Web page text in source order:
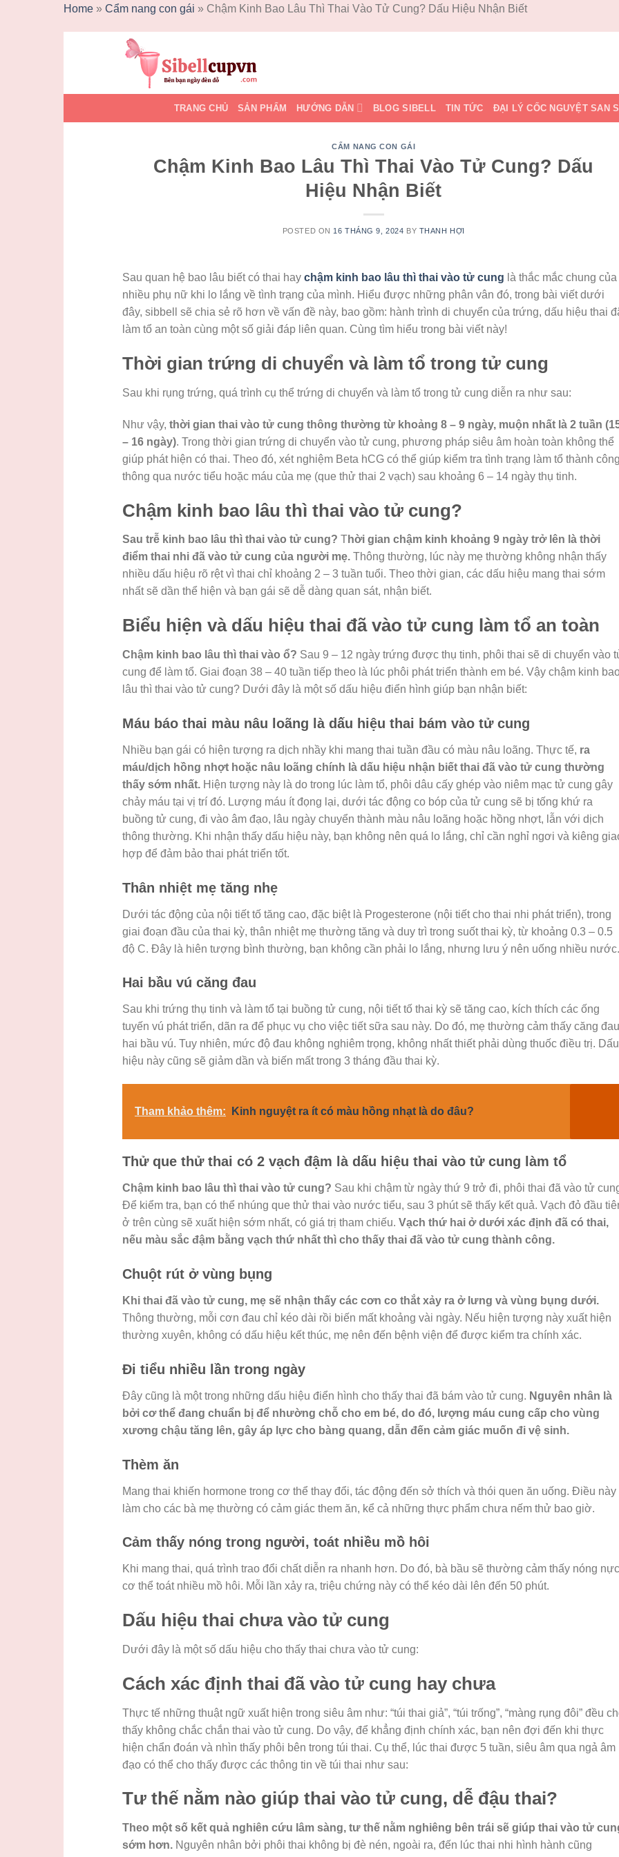
Home » Cẩm nang con gái » Chậm Kinh Bao Lâu Thì Thai Vào Tử Cung? Dấu Hiệu Nhận Biết
TRANG CHỦ SẢN PHẨM HƯỚNG DẪN BLOG SIBELL TIN TỨC ĐẠI LÝ CỐC NGUYỆT SAN
CẨM NANG CON GÁI
Chậm Kinh Bao Lâu Thì Thai Vào Tử Cung? Dấu
Hiệu Nhận Biết
POSTED ON 16 THÁNG 9, 2024 BY THANH HỢI
Sau quan hệ bao lâu biết có thai hay chậm kinh bao lâu thì thai vào tử cung là thắc mắc chung của
nhiều phụ nữ khi lo lắng về tình trạng của mình. Hiểu được những phân vân đó, trong bài viết dưới
đây, sibbell sẽ chia sẻ rõ hơn về vấn đề này, bao gồm: hành trình di chuyển của trứng, dấu hiệu thai
làm tổ an toàn cùng một số giải đáp liên quan. Cùng tìm hiểu trong bài viết này!
Thời gian trứng di chuyển và làm tổ trong tử cung
Sau khi rụng trứng, quá trình cụ thể trứng di chuyển và làm tổ trong tử cung diễn ra như sau:
Như vậy, thời gian thai vào tử cung thông thường từ khoảng 8 – 9 ngày, muộn nhất là 2 tuần
– 16 ngày). Trong thời gian trứng di chuyển vào tử cung, phương pháp siêu âm hoàn toàn không thể
giúp phát hiện có thai. Theo đó, xét nghiệm Beta hCG có thể giúp kiểm tra tình trạng làm tổ thành công
thông qua nước tiểu hoặc máu của mẹ (que thử thai 2 vạch) sau khoảng 6 – 14 ngày thụ tinh.
Chậm kinh bao lâu thì thai vào tử cung?
Sau trễ kinh bao lâu thì thai vào tử cung? Thời gian chậm kinh khoảng 9 ngày trở lên là thời
điểm thai nhi đã vào tử cung của người mẹ. Thông thường, lúc này mẹ thường không nhận thấy
nhiều dấu hiệu rõ rệt vì thai chỉ khoảng 2 – 3 tuần tuổi. Theo thời gian, các dấu hiệu mang thai sớm
nhất sẽ dần thể hiện và bạn gái sẽ dễ dàng quan sát, nhận biết.
Biểu hiện và dấu hiệu thai đã vào tử cung làm tổ an toàn
Chậm kinh bao lâu thì thai vào ổ? Sau 9 – 12 ngày trứng được thụ tinh, phôi thai sẽ di chuyển vào
cung để làm tổ. Giai đoạn 38 – 40 tuần tiếp theo là lúc phôi phát triển thành em bé. Vậy chậm kinh
lâu thì thai vào tử cung? Dưới đây là một số dấu hiệu điển hình giúp bạn nhận biết:
Máu báo thai màu nâu loãng là dấu hiệu thai bám vào tử cung
Nhiều bạn gái có hiện tượng ra dịch nhầy khi mang thai tuần đầu có màu nâu loãng. Thực tế, ra
máu/dịch hồng nhợt hoặc nâu loãng chính là dấu hiệu nhận biết thai đã vào tử cung thường
thấy sớm nhất. Hiện tượng này là do trong lúc làm tổ, phôi dâu cấy ghép vào niêm mạc tử cung gây
chảy máu tại vị trí đó. Lượng máu ít đọng lại, dưới tác động co bóp của tử cung sẽ bị tống khứ ra
buồng tử cung, đi vào âm đạo, lâu ngày chuyển thành màu nâu loãng hoặc hồng nhợt, lẫn với dịch
thông thường. Khi nhận thấy dấu hiệu này, bạn không nên quá lo lắng, chỉ cần nghỉ ngơi và kiêng
hợp để đảm bảo thai phát triển tốt.
Thân nhiệt mẹ tăng nhẹ
Dưới tác động của nội tiết tố tăng cao, đặc biệt là Progesterone (nội tiết cho thai nhi phát triển), trong
giai đoạn đầu của thai kỳ, thân nhiệt mẹ thường tăng và duy trì trong suốt thai kỳ, từ khoảng 0.3 – 0.5
độ C. Đây là hiên tượng bình thường, bạn không cần phải lo lắng, nhưng lưu ý nên uống nhiều nước.
Hai bầu vú căng đau
Sau khi trứng thụ tinh và làm tổ tại buồng tử cung, nội tiết tố thai kỳ sẽ tăng cao, kích thích các ống
tuyến vú phát triển, dãn ra để phục vụ cho việc tiết sữa sau này. Do đó, mẹ thường cảm thấy căng đau
hai bầu vú. Tuy nhiên, mức độ đau không nghiêm trọng, không nhất thiết phải dùng thuốc điều trị. Dấu
hiệu này cũng sẽ giảm dần và biến mất trong 3 tháng đầu thai kỳ.
Tham khảo thêm: Kinh nguyệt ra ít có màu hồng nhạt là do đâu?
Thử que thử thai có 2 vạch đậm là dấu hiệu thai vào tử cung làm tổ
Chậm kinh bao lâu thì thai vào tử cung? Sau khi chậm từ ngày thứ 9 trở đi, phôi thai đã vào tử
Để kiểm tra, bạn có thể nhúng que thử thai vào nước tiểu, sau 3 phút sẽ thấy kết quả. Vạch đỏ đầu
ở trên cùng sẽ xuất hiện sớm nhất, có giá trị tham chiếu. Vạch thứ hai ở dưới xác định đã có thai,
nếu màu sắc đậm bằng vạch thứ nhất thì cho thấy thai đã vào tử cung thành công.
Chuột rút ở vùng bụng
Khi thai đã vào tử cung, mẹ sẽ nhận thấy các cơn co thắt xảy ra ở lưng và vùng bụng dưới.
Thông thường, mỗi cơn đau chỉ kéo dài rồi biến mất khoảng vài ngày. Nếu hiện tượng này xuất hiện
thường xuyên, không có dấu hiệu kết thúc, mẹ nên đến bệnh viện để được kiểm tra chính xác.
Đi tiểu nhiều lần trong ngày
Đây cũng là một trong những dấu hiệu điển hình cho thấy thai đã bám vào tử cung. Nguyên nhân là
bởi cơ thể đang chuẩn bị để nhường chỗ cho em bé, do đó, lượng máu cung cấp cho vùng
xương chậu tăng lên, gây áp lực cho bàng quang, dẫn đến cảm giác muốn đi vệ sinh.
Thèm ăn
Mang thai khiến hormone trong cơ thể thay đổi, tác động đến sở thích và thói quen ăn uống. Điều này
làm cho các bà mẹ thường có cảm giác them ăn, kể cả những thực phẩm chưa nếm thử bao giờ.
Cảm thấy nóng trong người, toát nhiều mồ hôi
Khi mang thai, quá trình trao đổi chất diễn ra nhanh hơn. Do đó, bà bầu sẽ thường cảm thấy nóng
cơ thể toát nhiều mồ hôi. Mỗi lần xảy ra, triệu chứng này có thể kéo dài lên đến 50 phút.
Dấu hiệu thai chưa vào tử cung
Dưới đây là một số dấu hiệu cho thấy thai chưa vào tử cung:
Cách xác định thai đã vào tử cung hay chưa
Thực tế những thuật ngữ xuất hiện trong siêu âm như: “túi thai giả”, “túi trống”, “màng rụng đôi” đều
thấy không chắc chắn thai vào tử cung. Do vậy, để khẳng định chính xác, bạn nên đợi đến khi thực
hiện chẩn đoán và nhìn thấy phôi bên trong túi thai. Cụ thể, lúc thai được 5 tuần, siêu âm qua ngả âm
đạo có thể cho thấy được các thông tin về túi thai như sau:
Tư thế nằm nào giúp thai vào tử cung, dễ đậu thai?
Theo một số kết quả nghiên cứu lâm sàng, tư thế nằm nghiêng bên trái sẽ giúp thai vào tử
sớm hơn. Nguyên nhân bởi phôi thai không bị đè nén, ngoài ra, đến lúc thai nhi hình hành cũng